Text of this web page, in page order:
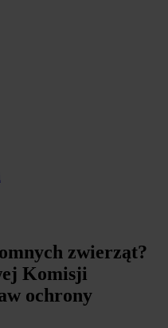
zwierząt?
Komisji
ochrony